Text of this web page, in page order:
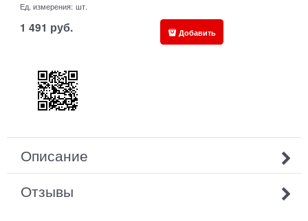
Ед. измерения: шт.
1 491 руб. Добавить
Описание
Отзывы